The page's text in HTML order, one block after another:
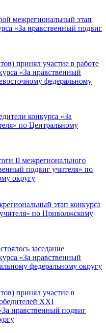
межрегиональный этап
«За нравственный подвиг
принял участие в работе
«За нравственный
федеральному
конкурса «За
по Центральному
II межрегионального
подвиг учителя» по
округу
этап конкурса
по Приволжскому
заседание
«За нравственный
федеральному округу
принял участие в
XXI
нравственный подвиг